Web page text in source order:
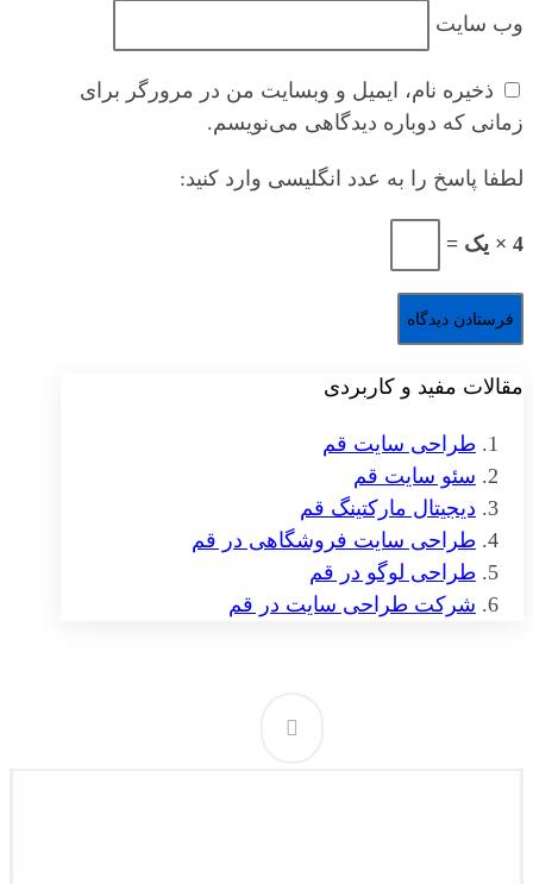
وب‌ سایت
ذخیره نام، ایمیل و وبسایت من در مرورگر برای
زمانی که دوباره دیدگاهی می‌نویسم.
لطفا پاسخ را به عدد انگلیسی وارد کنید:
4 × یک =
مقالات مفید و کاربردی
طراحی سایت قم
سئو سایت قم
دیجیتال مارکتینگ قم
طراحی سایت فروشگاهی در قم
طراحی لوگو در قم
شرکت طراحی سایت در قم